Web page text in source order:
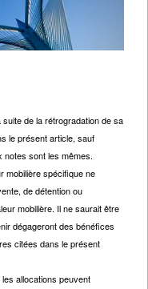
de la rétrogradation de sa
le présent article, sauf
notes sont les mêmes.
mobilière spécifique ne
de détention ou
mobilière. Il ne saurait être
dégageront des bénéfices
citées dans le présent
allocations peuvent